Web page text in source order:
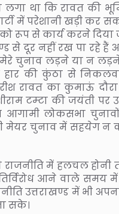
लगा था कि रावत की
में परेशानी खड़ी कर
रूप से कार्य करने दिया
से दूर नहीं रख पा रहे हैं
मेरे चुनाव लड़ने या न
हार की कुंठा से
रावत का कुमाऊं
टम्टा की जयंती पर
आगामी लोकसभा
मेयर चुनाव में सहयेग न
में हलचल होनी
आने वाले समय
उत्तराखण्ड में भी
सके।